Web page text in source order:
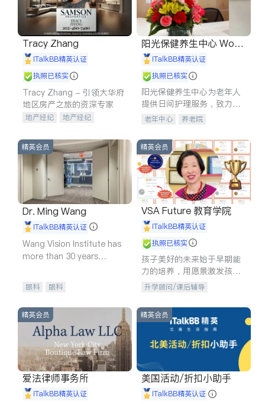
Tracy Zhang
iTalkBB精英认证
执照已核实
Tracy Zhang - 引领大华府
地区房产之旅的资深专家
地产经纪
地产经纪
商铺租售
开发商建商
阳光保健养生中心 World
shine
iTalkBB精英认证
执照已核实
阳光保健养生中心为老年人
提供日间护理服务，致力于
通过持续的护理创新来有效
老年中心 养老院
精英会员
Dr. Ming Wang
iTalkBB精英认证
Wang Vision Institute has
more than 30 years
眼科 眼科
精英会员
VSA Future 教育学院
iTalkBB精英认证
执照已核实
孩子美好的未来始于早期能
力的培养，用愿景激发孩子
的学习潜力和动力。理念：
拥有成长型心态是成功的基
石。
升学顾问/课后辅导
精英会员
爱法律师事务所
iTalkBB精英认证
精英会员
美国活动/折扣小助手
iTalkBB精英认证